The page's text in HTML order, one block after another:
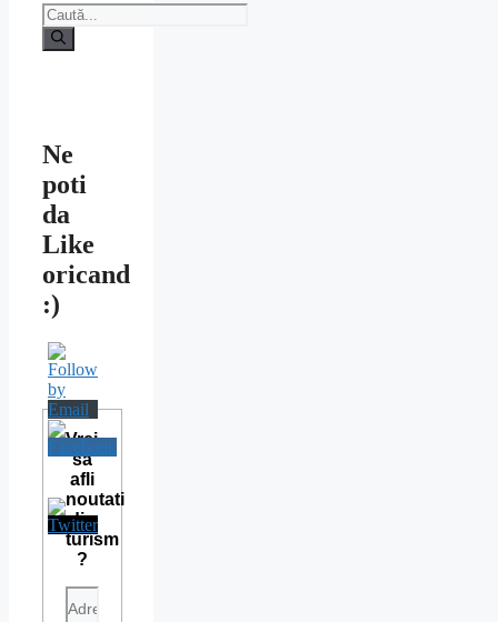
Caută
după:
Ne
poti
da
Like
oricand
:)
Vrei
sa
afli
noutati
din
turism
?